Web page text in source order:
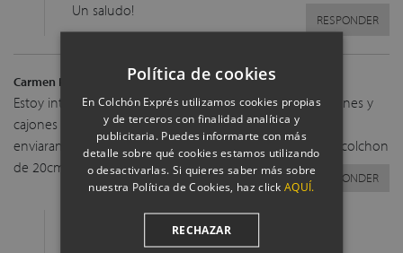
Un saludo!
RESPONDER
Carmen Picardo Nieto el 13 octubre, 2020 a las 9:02
Estoy interesada en una cama compacta con dos colchones y
cajones abajo. En colos madera onegro. Agradeceria me
enviaran presupuesto y medidas. La cama de abajo con colchon
de 20cm.
RESPONDER
Hola Carmen,
Política de cookies
En Colchón Exprés utilizamos cookies propias
y de terceros con finalidad analítica y
publicitaria. Puedes informarte con más
detalle sobre qué cookies estamos utilizando
o desactivarlas. Si quieres saber más sobre
nuestra Política de Cookies, haz clickAQUÍ.
RECHAZAR